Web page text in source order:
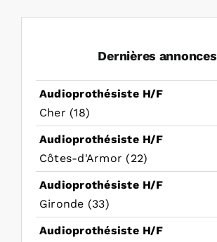
Dernières annonces
Audioprothésiste H/F
Cher (18)
Audioprothésiste H/F
Côtes-d'Armor (22)
Audioprothésiste H/F
Gironde (33)
Audioprothésiste H/F